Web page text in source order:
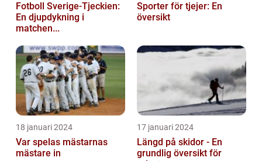
Fotboll Sverige-Tjeckien:
En djupdykning i
matchen...
Sporter för tjejer: En
översikt
18 januari 2024
Var spelas mästarnas
mästare in
17 januari 2024
Längd på skidor - En
grundlig översikt för